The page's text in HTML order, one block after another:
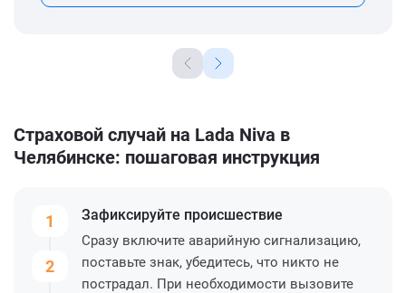
Страховой случай на Lada Niva в
Челябинске: пошаговая инструкция
1
2
Зафиксируйте происшествие
Сразу включите аварийную сигнализацию,
поставьте знак, убедитесь, что никто не
пострадал. При необходимости вызовите